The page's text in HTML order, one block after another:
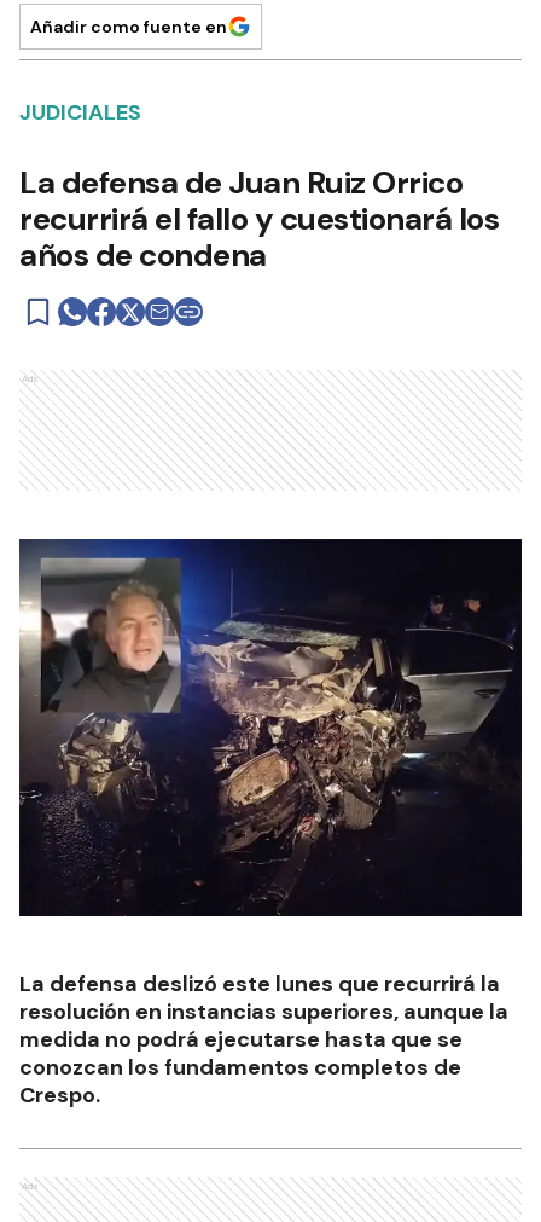
Añadir como fuente en
JUDICIALES
La defensa de Juan Ruiz Orrico
recurrirá el fallo y cuestionará los
años de condena
Ads
La defensa deslizó este lunes que recurrirá la
resolución en instancias superiores, aunque la
medida no podrá ejecutarse hasta que se
conozcan los fundamentos completos de
Crespo.
Ads